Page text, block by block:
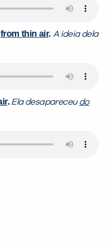
from thin air. A ideia dela
. Ela desapareceudo